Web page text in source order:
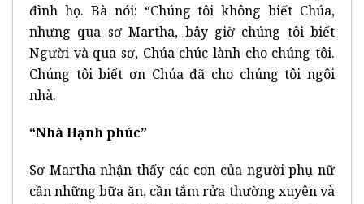
đình họ. Bà nói: “Chúng tôi không biết Chúa,
nhưng qua sơ Martha, bây giờ chúng tôi biết
Người và qua sơ, Chúa chúc lành cho chúng tôi.
Chúng tôi biết ơn Chúa đã cho chúng tôi ngôi
nhà.
“Nhà Hạnh phúc”
Sơ Martha nhận thấy các con của người phụ nữ
cần những bữa ăn, cần tắm rửa thường xuyên và